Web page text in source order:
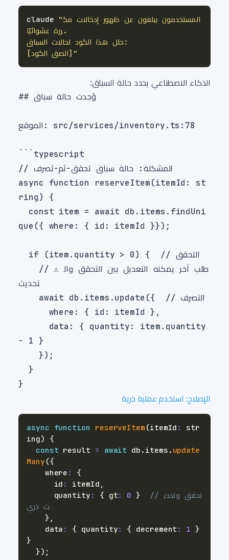
claude "المستخدمون يبلغون عن ظهور إدخالات مك
[الصق الكود]"
الذكاء الاصطناعي يحدد حالة السباق:
async function reserveItem(itemId: st
تحديث
الإصلاح: استخدم عملية ذرية
async function reserveItem (itemId :
str
ing)
{
const result = await db . items . update
Many ({
    where
:
{
      id
: itemId ,
      quantity
: { gt: 0 }
// تحقق وتحدي
ث ذري
} ,
    data
: { quantity: { decrement : 1 }
}
}) ;